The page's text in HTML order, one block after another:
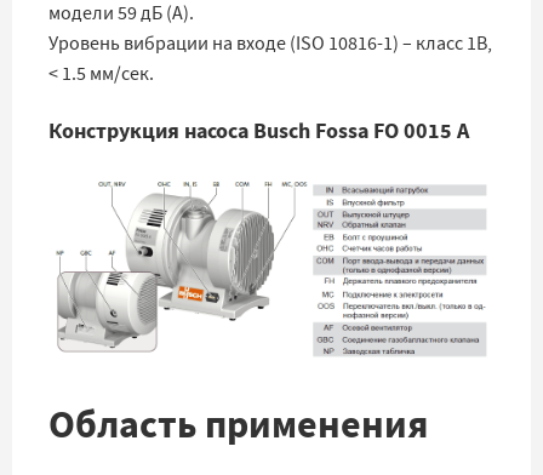
модели 59 дБ (A).
Уровень вибрации на входе (ISO 10816-1) – класс 1B,
< 1.5 мм/сек.
Конструкция насоса Busch Fossa FO 0015 A
Область применения